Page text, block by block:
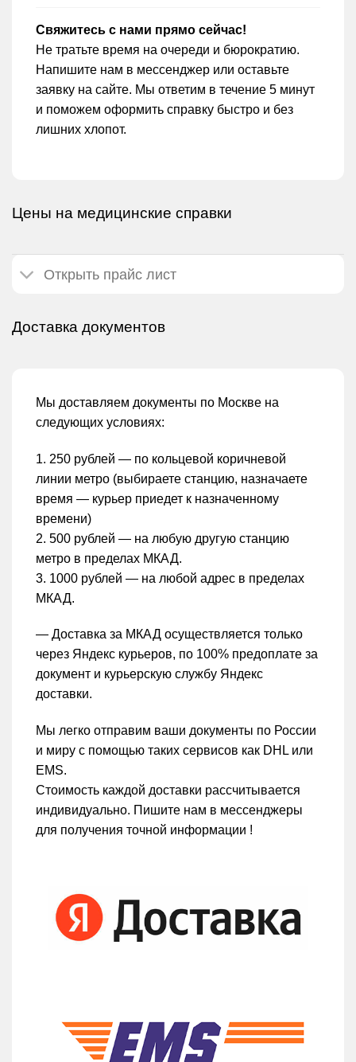
Свяжитесь с нами прямо сейчас!
Не тратьте время на очереди и бюрократию.
Напишите нам в мессенджер или оставьте
заявку на сайте. Мы ответим в течение 5 минут
и поможем оформить справку быстро и без
лишних хлопот.
Цены на медицинские справки
Открыть прайс лист
Доставка документов
Мы доставляем документы по Москве на
следующих условиях:
1. 250 рублей — по кольцевой коричневой
линии метро (выбираете станцию, назначаете
время — курьер приедет к назначенному
времени)
2. 500 рублей — на любую другую станцию
метро в пределах МКАД.
3. 1000 рублей — на любой адрес в пределах
МКАД.
— Доставка за МКАД осуществляется только
через Яндекс курьеров, по 100% предоплате за
документ и курьерскую службу Яндекс
доставки.
Мы легко отправим ваши документы по России
и миру с помощью таких сервисов как DHL или
EMS.
Стоимость каждой доставки рассчитывается
индивидуально. Пишите нам в мессенджеры
для получения точной информации !